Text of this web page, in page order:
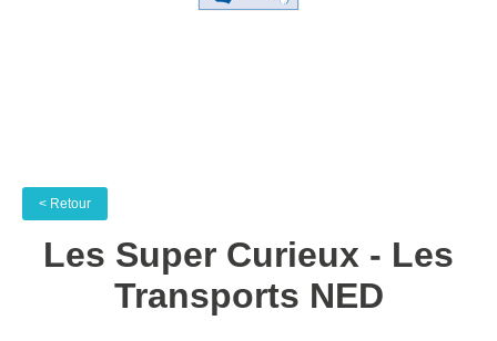
< Retour
Les Super Curieux - Les
Transports NED